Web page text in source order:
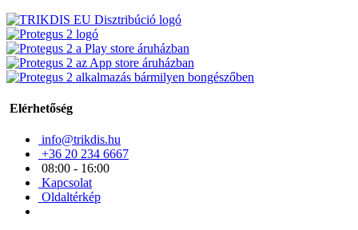
Elérhetőség
info@trikdis.hu
+36 20 234 6667
08:00 - 16:00
Kapcsolat
Oldaltérkép